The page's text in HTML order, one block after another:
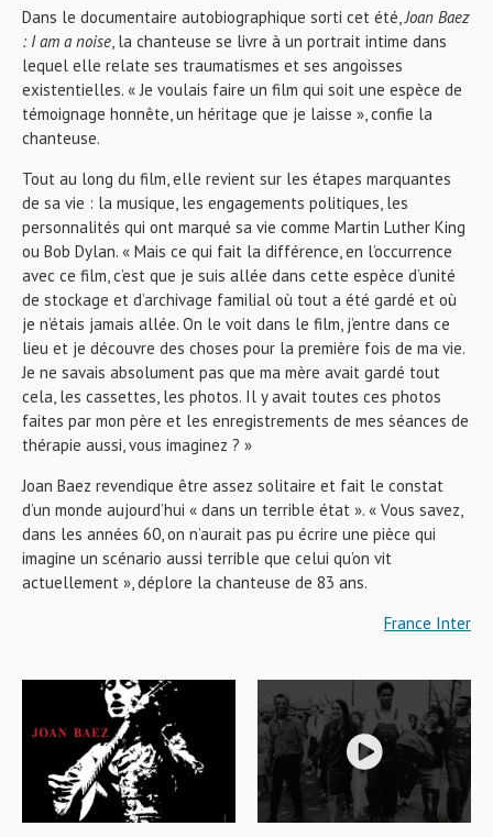
Dans le documentaire autobiographique sorti cet été,Joan Baez
: I am a noise, la chanteuse se livre à un portrait intime dans
lequel elle relate ses traumatismes et ses angoisses
existentielles. « Je voulais faire un film qui soit une espèce de
témoignage honnête, un héritage que je laisse », confie la
chanteuse.
Tout au long du film, elle revient sur les étapes marquantes
de sa vie : la musique, les engagements politiques, les
personnalités qui ont marqué sa vie comme Martin Luther King
ou Bob Dylan. « Mais ce qui fait la différence, en l’occurrence
avec ce film, c’est que je suis allée dans cette espèce d’unité
de stockage et d’archivage familial où tout a été gardé et où
je n’étais jamais allée. On le voit dans le film, j’entre dans ce
lieu et je découvre des choses pour la première fois de ma vie.
Je ne savais absolument pas que ma mère avait gardé tout
cela, les cassettes, les photos. Il y avait toutes ces photos
faites par mon père et les enregistrements de mes séances de
thérapie aussi, vous imaginez ? »
Joan Baez revendique être assez solitaire et fait le constat
d’un monde aujourd’hui « dans un terrible état ». « Vous savez,
dans les années 60, on n’aurait pas pu écrire une pièce qui
imagine un scénario aussi terrible que celui qu’on vit
actuellement », déplore la chanteuse de 83 ans.
France Inter